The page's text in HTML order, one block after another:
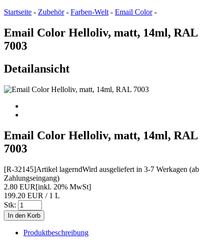
Startseite - Zubehör- Farben-Welt - Email Color-
Email Color Helloliv, matt, 14ml, RAL
7003
Detailansicht
Email Color Helloliv, matt, 14ml, RAL
7003
[R-32145]Artikel lagerndWird ausgeliefert in 3-7 Werkagen (ab
Zahlungseingang)
2.80 EUR[inkl. 20% MwSt]
199.20 EUR / 1 L
Stk:
Produktbeschreibung